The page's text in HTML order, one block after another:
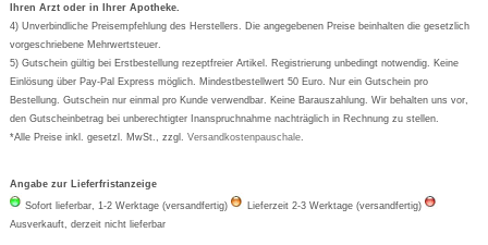
Wick
Eucerin
Basica
Ihren Arzt oder in Ihrer Apotheke.
4) Unverbindliche Preisempfehlung des Herstellers. Die angegebenen Preise beinhalten die gesetzlich
vorgeschriebene Mehrwertsteuer.
5) Gutschein gültig bei Erstbestellung rezeptfreier Artikel. Registrierung unbedingt notwendig. Keine
Einlösung über Pay-Pal Express möglich. Mindestbestellwert 50 Euro. Nur ein Gutschein pro
Bestellung. Gutschein nur einmal pro Kunde verwendbar. Keine Barauszahlung. Wir behalten uns vor,
den Gutscheinbetrag bei unberechtigter Inanspruchnahme nachträglich in Rechnung zu stellen.
*Alle Preise inkl. gesetzl. MwSt., zzgl.Versandkostenpauschale
Angabe zur Lieferfristanzeige
Sofort lieferbar, 1-2 Werktage (versandfertig)
Lieferzeit 2-3 Werktage (versandfertig)
Ausverkauft, derzeit nicht lieferbar